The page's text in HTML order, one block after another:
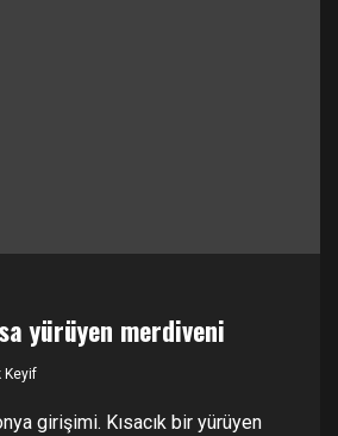
yürüyen merdiveni
Keyif
girişimi. Kısacık bir yürüyen